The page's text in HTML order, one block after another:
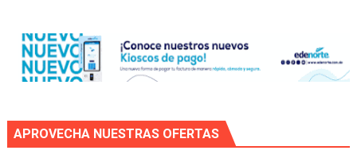
APROVECHA NUESTRAS OFERTAS